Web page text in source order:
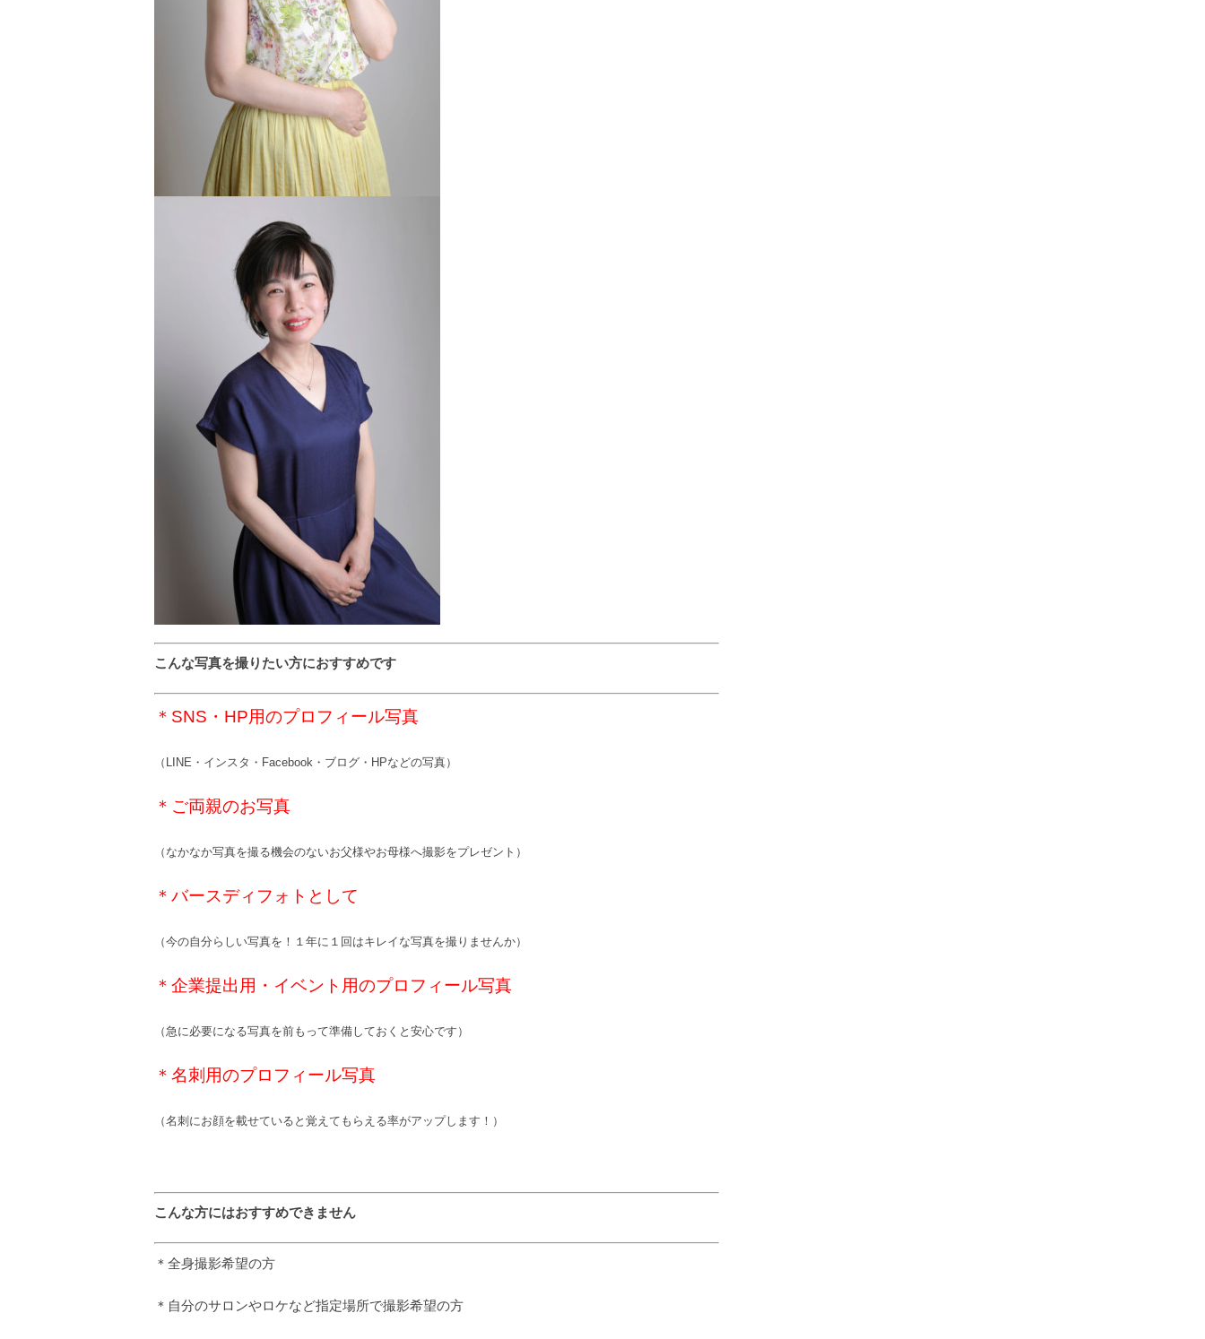
こんな写真を撮りたい方におすすめです
＊ SNS ・ HP用のプロフィール写真
（ LINE ・インスタ・ Facebook ・ブログ・ HPなどの写真）
＊ご両親のお写真
（なかなか写真を撮る機会のないお父様やお母様へ撮影をプレゼント）
＊バースディフォトとして
（今の自分らしい写真を！１年に１回はキレイな写真を撮りませんか）
＊企業提出用・イベント用のプロフィール写真
（急に必要になる写真を前もって準備しておくと安心です）
＊名刺用のプロフィール写真
（名刺にお顔を載せていると覚えてもらえる率がアップします！）
こんな方にはおすすめできません
＊全身撮影希望の方
＊自分のサロンやロケなど指定場所で撮影希望の方